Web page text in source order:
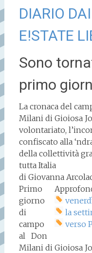
DIARIO
E!STATE
Sono
primo
La cronaca del
Milani di Gioiosa
volontariato,
confiscato alla
della collettività
tutta Italia
di Giovanna
la
verso
Primo
giorno
di
campo
al Don
Milani di Gioiosa